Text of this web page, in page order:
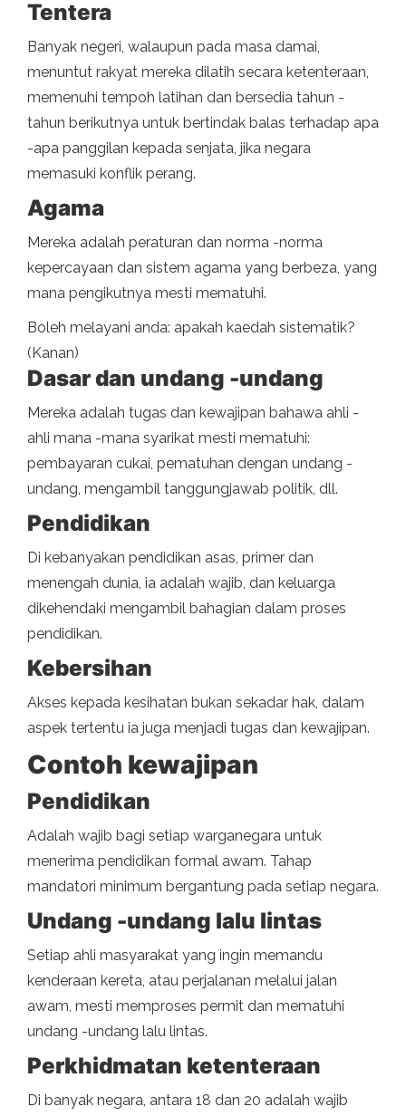
Tentera
Banyak negeri, walaupun pada masa damai,
menuntut rakyat mereka dilatih secara ketenteraan,
memenuhi tempoh latihan dan bersedia tahun -
tahun berikutnya untuk bertindak balas terhadap apa
-apa panggilan kepada senjata, jika negara
memasuki konflik perang.
Agama
Mereka adalah peraturan dan norma -norma
kepercayaan dan sistem agama yang berbeza, yang
mana pengikutnya mesti mematuhi.
Boleh melayani anda: apakah kaedah sistematik?
(Kanan)
Dasar dan undang -undang
Mereka adalah tugas dan kewajipan bahawa ahli -
ahli mana -mana syarikat mesti mematuhi:
pembayaran cukai, pematuhan dengan undang -
undang, mengambil tanggungjawab politik, dll.
Pendidikan
Di kebanyakan pendidikan asas, primer dan
menengah dunia, ia adalah wajib, dan keluarga
dikehendaki mengambil bahagian dalam proses
pendidikan.
Kebersihan
Akses kepada kesihatan bukan sekadar hak, dalam
aspek tertentu ia juga menjadi tugas dan kewajipan.
Contoh kewajipan
Pendidikan
Adalah wajib bagi setiap warganegara untuk
menerima pendidikan formal awam. Tahap
mandatori minimum bergantung pada setiap negara.
Undang -undang lalu lintas
Setiap ahli masyarakat yang ingin memandu
kenderaan kereta, atau perjalanan melalui jalan
awam, mesti memproses permit dan mematuhi
undang -undang lalu lintas.
Perkhidmatan ketenteraan
Di banyak negara, antara 18 dan 20 adalah wajib